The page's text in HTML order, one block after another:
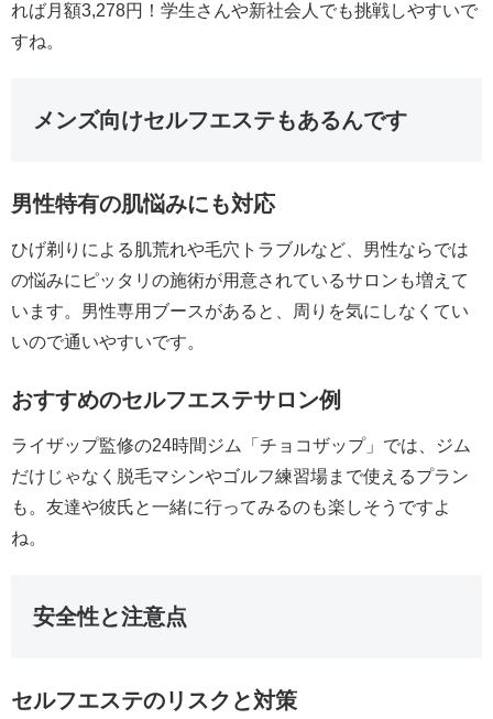
れば月額3,278円！学生さんや新社会人でも挑戦しやすいで
すね。
メンズ向けセルフエステもあるんです
男性特有の肌悩みにも対応
ひげ剃りによる肌荒れや毛穴トラブルなど、男性ならでは
の悩みにピッタリの施術が用意されているサロンも増えて
います。男性専用ブースがあると、周りを気にしなくてい
いので通いやすいです。
おすすめのセルフエステサロン例
ライザップ監修の24時間ジム「チョコザップ」では、ジム
だけじゃなく脱毛マシンやゴルフ練習場まで使えるプラン
も。友達や彼氏と一緒に行ってみるのも楽しそうですよ
ね。
安全性と注意点
セルフエステのリスクと対策